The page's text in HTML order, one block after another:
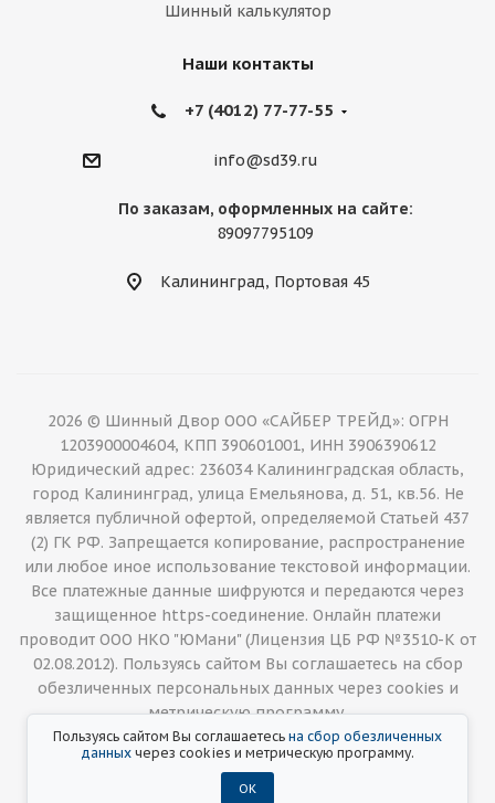
Шинный калькулятор
Наши контакты
+7 (4012) 77-77-55
info@sd39.ru
По заказам, оформленных на сайте:
89097795109
Калининград, Портовая 45
2026 © Шинный Двор ООО «САЙБЕР ТРЕЙД»: ОГРН
1203900004604, КПП 390601001, ИНН 3906390612
Юридический адрес: 236034 Калининградская область,
город Калининград, улица Емельянова, д. 51, кв.56. Не
является публичной офертой, определяемой Статьей 437
(2) ГК РФ. Запрещается копирование, распространение
или любое иное использование текстовой информации.
Все платежные данные шифруются и передаются через
защищенное https-соединение. Онлайн платежи
проводит ООО НКО "ЮМани" (Лицензия ЦБ РФ №3510-К от
02.08.2012). Пользуясь сайтом Вы соглашаетесь на сбор
обезличенных персональных данных через cookies и
метрическую программу.
Пользуясь сайтом Вы соглашаетесь на сбор обезличенных
данныхчерез cookies и метрическую программу.
ОК